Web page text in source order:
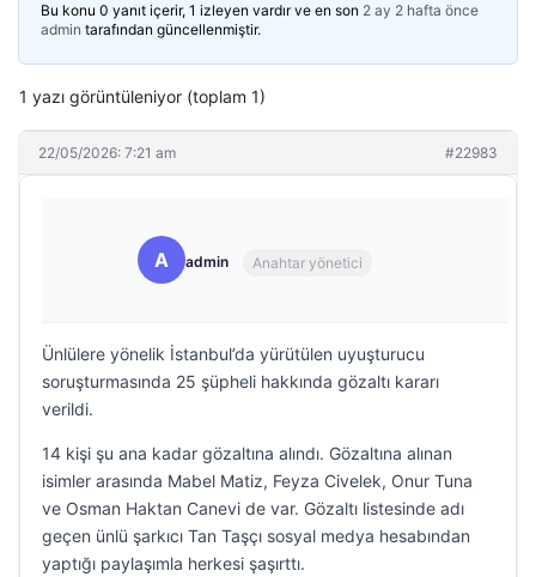
Bu konu 0 yanıt içerir, 1 izleyen vardır ve en son 2 ay 2 hafta önce
admin tarafından güncellenmiştir.
1 yazı görüntüleniyor (toplam 1)
22/05/2026: 7:21 am #22983
A admin Anahtar yönetici
Ünlülere yönelik İstanbul’da yürütülen uyuşturucu
soruşturmasında 25 şüpheli hakkında gözaltı kararı
verildi.
14 kişi şu ana kadar gözaltına alındı. Gözaltına alınan
isimler arasında Mabel Matiz, Feyza Civelek, Onur Tuna
ve Osman Haktan Canevi de var. Gözaltı listesinde adı
geçen ünlü şarkıcı Tan Taşçı sosyal medya hesabından
yaptığı paylaşımla herkesi şaşırttı.